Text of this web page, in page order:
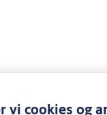
vi cookies og